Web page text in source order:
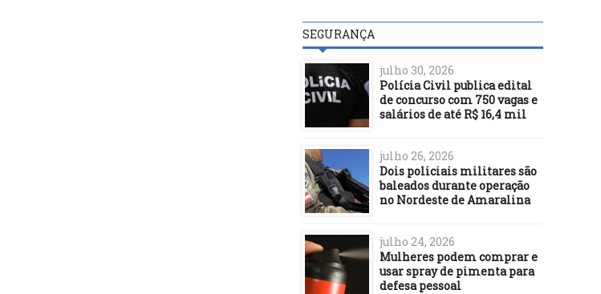
SEGURANÇA
julho 30, 2026
Polícia Civil publica edital
de concurso com 750 vagas e
salários de até R$ 16,4 mil
julho 26, 2026
Dois policiais militares são
baleados durante operação
no Nordeste de Amaralina
julho 24, 2026
Mulheres podem comprar e
usar spray de pimenta para
defesa pessoal